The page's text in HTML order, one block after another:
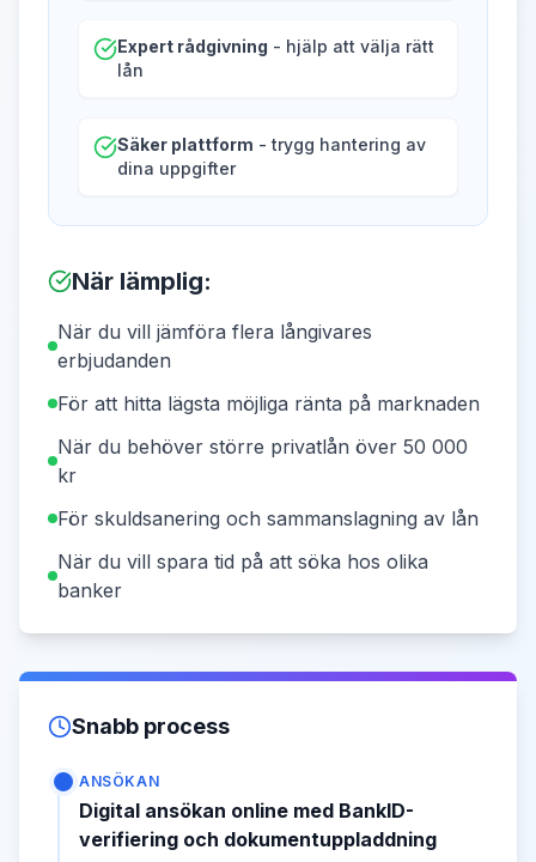
Expert rådgivning - hjälp att välja rätt
lån
Säker plattform - trygg hantering av
dina uppgifter
När lämplig:
När du vill jämföra flera långivares
erbjudanden
För att hitta lägsta möjliga ränta på marknaden
När du behöver större privatlån över 50 000
kr
För skuldsanering och sammanslagning av lån
När du vill spara tid på att söka hos olika
banker
Snabb process
ANSÖKAN
Digital ansökan online med BankID-
verifiering och dokumentuppladdning